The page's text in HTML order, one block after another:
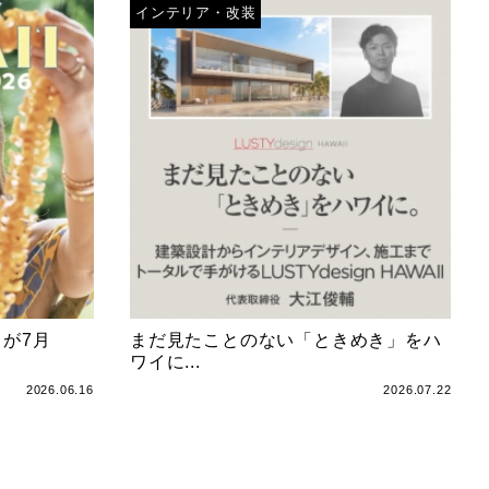
7月
2026.06.16
インテリア・改装
まだ見たことのない「ときめき」をハ
ワイに...
2026.07.22